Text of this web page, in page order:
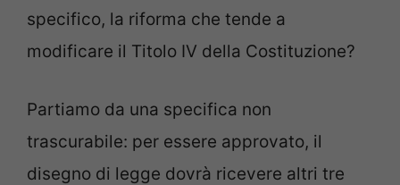
specifico, la riforma che tende a
modificare il Titolo IV della Costituzione?
Partiamo da una specifica non
trascurabile: per essere approvato, il
disegno di legge dovrà ricevere altri tre